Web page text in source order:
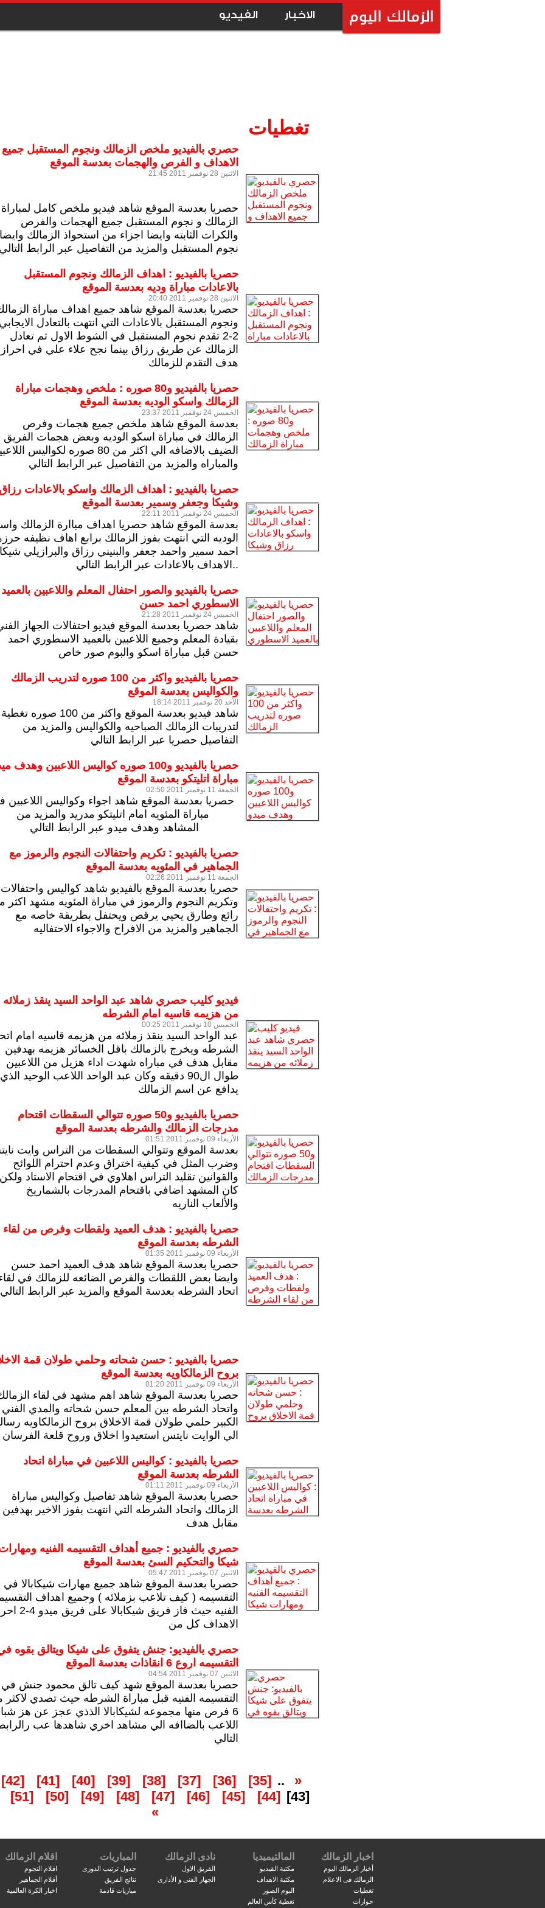
الاخبار الفيديو
تغطيات
حصري بالفيديو ملخص الزمالك ونجوم المستقبل جميع
الاهداف و الفرص والهجمات بعدسة الموقع
الاثنين 28 نوفمبر 2011 21:45
حصريا بعدسة الموقع شاهد فيديو ملخص كامل لمباراة
الزمالك و نجوم المستقبل جميع الهجمات والفرص
والكرات الثابته وايضا اجزاء من استحواذ الزمالك
نجوم المستقبل والمزيد من التفاصيل عبر الرابط
حصريا بالفيديو : اهداف الزمالك ونجوم المستقبل
بالاعادات مباراة وديه بعدسة الموقع
الاثنين 28 نوفمبر 2011 20:40
حصريا بعدسة الموقع شاهد جميع اهداف مباراة
ونجوم المستقبل بالاعادات التي انتهت بالتعادل
2-2 تقدم نجوم المستقبل في الشوط الاول ثم تعادل
الزمالك عن طريق رزاق بينما نجح علاء علي في احراز
هدف التقدم للزمالك
حصريا بالفيديو و80 صوره : ملخص وهجمات مباراة
الزمالك واسكو الوديه بعدسة الموقع
الخميس 24 نوفمبر 2011 23:37
بعدسة الموقع شاهد ملخص جميع هجمات وفرص
الزمالك في مباراة اسكو الوديه وبعض هجمات الفريق
الضيف بالاضافه الي اكثر من 80 صوره لكواليس
والمباراه والمزيد من التفاصيل عبر الرابط التالي
حصريا بالفيديو : اهداف الزمالك واسكو بالاعادات
وشيكا وجعفر وسمير بعدسة الموقع
الخميس 24 نوفمبر 2011 22:11
بعدسة الموقع شاهد حصريا اهداف مباارة الزمالك
الوديه التي انتهت بفوز الزمالك برابع اهاف نظيفه
احمد سمير واحمد جعفر والبنيني رزاق والبرازيلي
.. الاهداف بالاعادات عبر الرابط التالي
حصريا بالفيديو والصور احتفال المعلم واللاعبين بالعميد
الاسطوري احمد حسن
الخميس 24 نوفمبر 2011 21:28
شاهد حصريا بعدسة الموقع فيديو احتفالات الجهاز
بقيادة المعلم وجميع اللاعبين بالعميد الاسطوري احمد
حسن قبل مباراة اسكو والبوم صور خاص
حصريا بالفيديو واكثر من 100 صوره لتدريب الزمالك
والكواليس بعدسة الموقع
الأحد 20 نوفمبر 2011 18:14
شاهد فيديو بعدسة الموقع واكثر من 100 صوره
تغطية
لتدريبات الزمالك الصباحيه والكواليس والمزيد من
التفاصيل حصريا عبر الرابط التالي
حصريا بالفيديو و100 صوره كواليس اللاعبين وهدف
مباراة اتليتكو بعدسة الموقع
الجمعة 11 نوفمبر 2011 02:50
حصريا بعدسة الموقع شاهد اجواء وكواليس اللاعبين
مباراة المئويه امام اتليتكو مدريد والمزيد من
المشاهد وهدف ميدو عبر الرابط التالي
حصريا بالفيديو : تكريم واحتفالات النجوم والرموز مع
الجماهير في المئويه بعدسة الموقع
الجمعة 11 نوفمبر 2011 02:26
حصريا بعدسة الموقع بالفيديو شاهد كواليس واحتفالات
وتكريم النجوم والرموز في مباراة المئويه مشهد اكثر
رائع وطارق يحيي يرقص ويحتفل بطريقة خاصه مع
الجماهير والمزيد من الافراح والاجواء الاحتفاليه
فيديو كليب حصري شاهد عبد الواحد السيد ينقذ زملائه
من هزيمه قاسيه امام الشرطه
الخميس 10 نوفمبر 2011 00:25
عبد الواحد السيد ينقذ زملائه من هزيمه قاسيه امام
الشرطه ويخرج بالزمالك باقل الخسائر هزيمه بهدفين
مقابل هدف في مباراه شهدت اداء هزيل من اللاعبين
طوال ال90 دقيقه وكان عبد الواحد اللاعب الوحيد الذي
يدافع عن اسم الزمالك
حصريا بالفيديو و50 صوره تتوالي السقطات اقتحام
مدرجات الزمالك والشرطه بعدسة الموقع
الأربعاء 09 نوفمبر 2011 01:51
بعدسة الموقع وتتوالي السقطات من التراس وايت
وضرب المثل في كيفية اختراق وعدم احترام اللوائح
والقوانينتقليد التراس اهلاوي في اقتحام الاستاد
كان المشهد اضافي باقتحام المدرجات بالشماريخ
والألعاب الناريه
حصريا بالفيديو : هدف العميد ولقطات وفرص من لقاء
الشرطه بعدسة الموقع
الأربعاء 09 نوفمبر 2011 01:35
حصريا بعدسة الموقع شاهد هدف العميد احمد حسن
وايضا بعض اللقطات والفرص الضائعه للزمالك في
اتحاد الشرطه بعدسة الموقع والمزيد عبر الرابط التالي
حصريا بالفيديو : حسن شحاته وحلمي طولان قمة
بروح الزمالكاويه بعدسة الموقع
الأربعاء 09 نوفمبر 2011 01:20
حصريا بعدسة الموقع شاهد اهم مشهد في لقاء
واتحاد الشرطه بين المعلم حسن شحاته والمدي الفني
الكبير حلمي طولان قمة الاخلاق بروح الزمالكاويه
الي الوايت نايتس استعيدوا اخلاق وروح قلعة الفرسان
حصريا بالفيديو : كواليس اللاعبين في مباراة اتحاد
الشرطه بعدسة الموقع
الأربعاء 09 نوفمبر 2011 01:11
حصريا بعدسة الموقع شاهد تفاصيل وكواليس مباراة
الزمالك واتحاد الشرطه التي انتهت بفوز الاخير بهدفين
مقابل هدف
حصري بالفيديو : جميع أهداف التقسيمه الفنيه
شيكا والتحكيم السئ بعدسة الموقع
الاثنين 07 نوفمبر 2011 05:47
حصريا بعدسة الموقع شاهد جميع مهارات شيكابالا في
التقسيمه ( كيف تلاعب بزملائه ) وجميع اهداف
الفنيه حيث فاز فريق شيكابالا
الاهداف كل من
حصري بالفيديو: جنش يتفوق على شيكا ويتالق بقوه
التقسيمه اروع 6 انقاذات بعدسة الموقع
الاثنين 07 نوفمبر 2011 04:54
حصريا بعدسة الموقع شهد كيف تالق محمود جنش في
التقسيمه الفنيه قبل مباراة الشرطه حيث تصدي
6 فرص منها مجموعه لشيكابالا الذذي عجز عن هز
اللاعب بالضاافه الي مشاهد اخري شاهدها عب
التالي
«
..
[35]
[36]
[37]
[38]
[39]
[40]
[41]
[42]
[43]
[44]
[45]
[46]
[47]
[48]
[49]
[50]
[51]
»
اخبار الزمالك
أخبار الزمالك اليوم
الزمالك فى الاعلام
تغطيات
حوارات
المالتيميديا
مكتبة الفيديو
مكتبة الاهداف
البوم الصور
تغطية كأس العالم
نادى الزمالك
الفريق الاول
الجهاز الفنى و الأدارى
المباريات
جدول ترتيب الدورى
نتائج الفريق
مباريات قادمة
اقلام الزمالك
اقلام النجوم
أقلام الجماهير
اخبار الكرة العالمية